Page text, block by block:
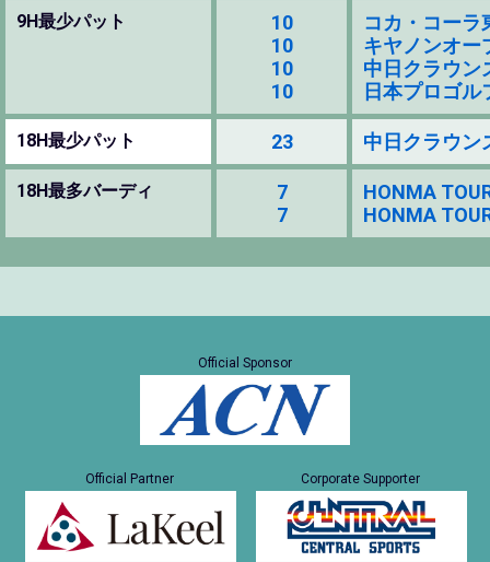
9H最少パット
10
10
10
10
コカ・コー
キヤノンオ
中日クラウ
日本プロゴ
18H最少パット 23 中日クラウ
18H最多バーディ
7
7
HONMA
HONMA
Official Sponsor
Official Partner Corporate Supporter